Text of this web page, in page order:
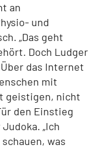
an
und
„Das geht
Doch Ludger
das Internet
mit
geistigen, nicht
den Einstieg
„Ich
was